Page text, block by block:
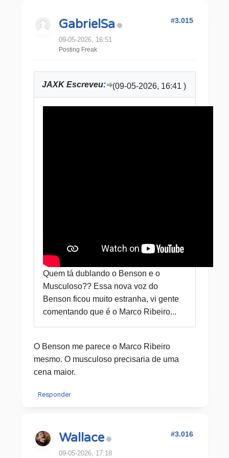
GabrielSa
09-05-2026, 16:51
Posting Freak
#3.015
(09-05-2026, 16:41 )
JAXK Escreveu:
Quem tá dublando o Benson e o
Musculoso?? Essa nova voz do
Benson ficou muito estranha, vi gente
comentando que é o Marco Ribeiro...
O Benson me parece o Marco Ribeiro
mesmo. O musculoso precisaria de uma
cena maior.
Responder
Wallace
09-05-2026, 17:18
#3.016